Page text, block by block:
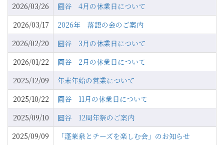
2026/03/26
圓谷 4月の休業日について
2026/03/17
2026年 落語の会のご案内
2026/02/20
圓谷 3月の休業日について
2026/01/22
圓谷 2月の休業日について
2025/12/09
年末年始の営業について
2025/10/22
圓谷 11月の休業日について
2025/09/10
圓谷 12周年祭のご案内
2025/09/09
「蓬莱泉とチーズを楽しむ会」のお知らせ